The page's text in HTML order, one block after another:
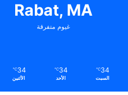
Rabat, MA
غيوم متفرقة
34
℃
السبت
34
℃
الأحد
34
℃
الأثنين